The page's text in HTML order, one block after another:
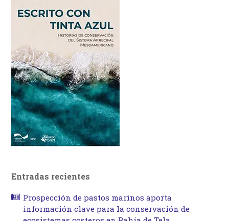
Entradas recientes
Prospección de pastos marinos aporta
información clave para la conservación de